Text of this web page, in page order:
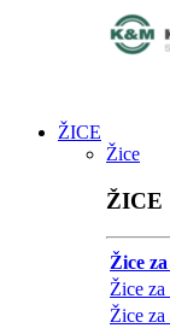
ŽICE
Žice
ŽICE
Žice
Žice
Žice za